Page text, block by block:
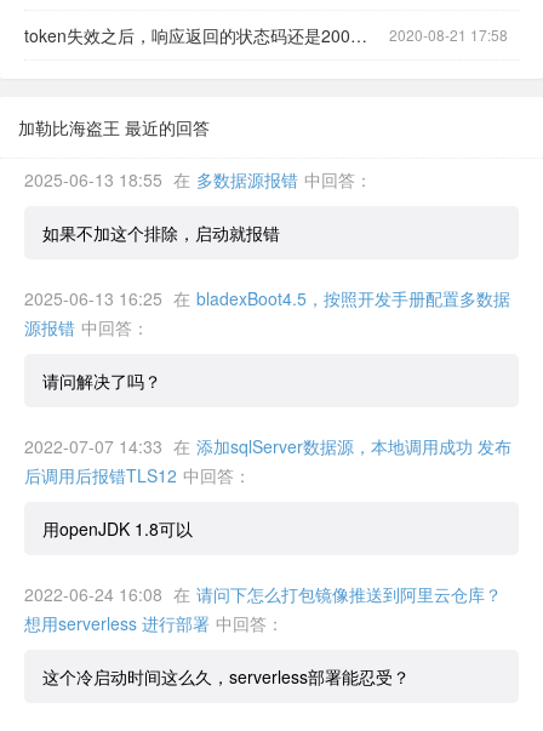
token失效之后，响应返回的状态码还是200，只是在body中，有一个code是401 2020-08-21 17:58
加勒比海盗王 最近的回答
2025-06-13 18:55 在 多数据源报错 中回答：
如果不加这个排除，启动就报错
2025-06-13 16:25 在 bladexBoot4.5，按照开发手册配置多数据
源报错 中回答：
请问解决了吗？
2022-07-07 14:33 在 添加sqlServer数据源，本地调用成功 发布
后调用后报错TLS12 中回答：
用openJDK 1.8可以
2022-06-24 16:08 在 请问下怎么打包镜像推送到阿里云仓库？
想用serverless 进行部署 中回答：
这个冷启动时间这么久，serverless部署能忍受？